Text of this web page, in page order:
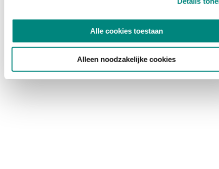
Alle cookies toestaan
Alleen noodzakelijke cookies